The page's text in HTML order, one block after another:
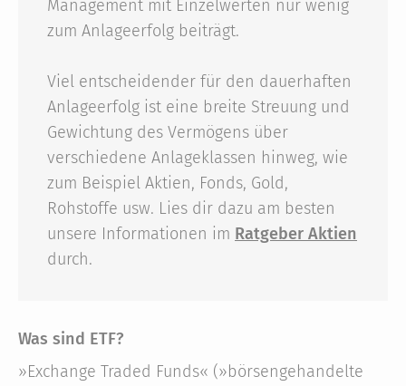
Management mit Einzelwerten nur wenig
zum Anlageerfolg beiträgt.
Viel entscheidender für den dauerhaften
Anlageerfolg ist eine breite Streuung und
Gewichtung des Vermögens über
verschiedene Anlageklassen hinweg, wie
zum Beispiel Aktien, Fonds, Gold,
Rohstoffe usw. Lies dir dazu am besten
unsere Informationen im Ratgeber Aktien
durch.
Was sind ETF?
»Exchange Traded Funds« (»börsengehandelte